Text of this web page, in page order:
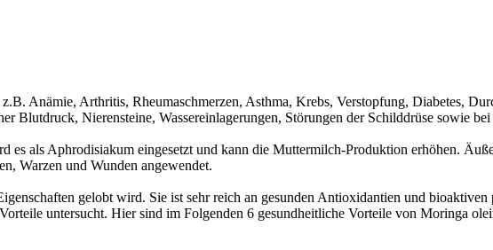
Anämie, Arthritis, Rheumaschmerzen, Asthma, Krebs, Verstopfung, Diabetes,
Blutdruck, Nierensteine, Wassereinlagerungen, Störungen der Schilddrüse sowie
als Aphrodisiakum eingesetzt und kann die Muttermilch-Produktion erhöhen.
Warzen und Wunden angewendet.
gelobt wird. Sie ist sehr reich an gesunden Antioxidantien und
untersucht. Hier sind im Folgenden 6 gesundheitliche Vorteile von Moringa